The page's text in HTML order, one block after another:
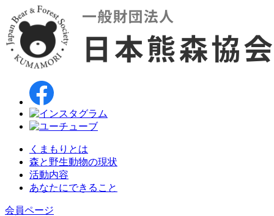
くまもりとは
森と野生動物の現状
活動内容
あなたにできること
会員ページ